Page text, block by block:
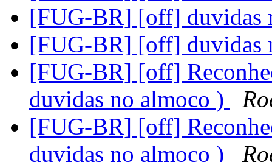
[FUG-BR] [off] duvidas
[FUG-BR] [off] duvidas
[FUG-BR] [off]
duvidas no almoco )
[FUG-BR] [off]
duvidas no almoco )